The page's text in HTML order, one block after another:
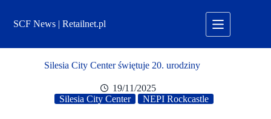
treściSCF News | Retailnet.pl
Silesia City Center świętuje 20. urodziny
19/11/2025
Silesia City Center
NEPI Rockcastle